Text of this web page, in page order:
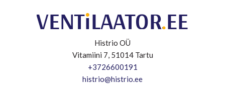
Histrio OÜ
Vitamiini 7, 51014 Tartu
+3726600191
histrio@histrio.ee